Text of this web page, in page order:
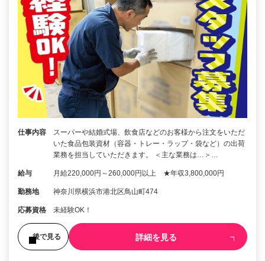
仕事内容
スーパーや結婚式場、飲食店などのお客様から注文をいただ
いた食品包装資材（容器・トレー・ラップ・袋など）の出荷
業務を担当していただきます。 ＜主な業務は…＞…
給与 月給220,000円～260,000円以上 ★年収3,800,000円
勤務地 神奈川県横浜市港北区鳥山町474
応募資格 未経験OK！
後で見る 詳細を見る